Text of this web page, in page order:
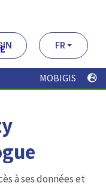
FR
MOBIGIS
à ses données et